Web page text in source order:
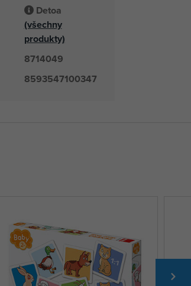
Detoa
(všechny
produkty)
8714049
8593547100347